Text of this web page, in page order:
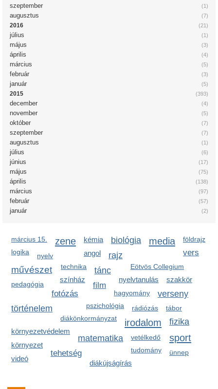
(1)
szeptember
(7)
augusztus
(21)
2016
(1)
július
(3)
május
(4)
április
(5)
március
(3)
február
(5)
január
(393)
2015
(4)
december
(5)
november
(7)
október
(7)
szeptember
(1)
augusztus
(6)
július
(17)
június
(75)
május
(138)
április
(97)
március
(57)
február
(2)
január
március 15. zene kémia biológia media
földrajz
logika
vers
angol rajz
nyelv
Eötvös Collegium
művészet technika tánc
színház nyelvtanulás szakkör
pedagógia
film
fotózás
hagyomány verseny
pszichológia
történelem
rádiózás
diákönkormányzat
tábor
irodalom fizika
környezetvédelem
matematika sport
vetélkedő
környezet
tudomány
tehetség
diákújságírás
ünnep
videó